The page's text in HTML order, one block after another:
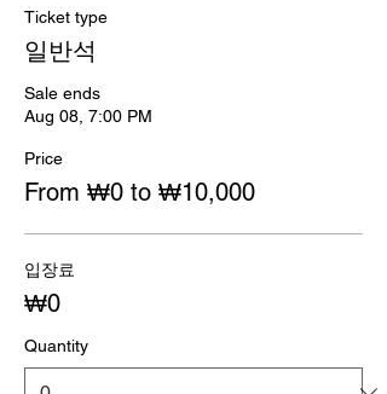
Ticket type
일반석
Sale ends
Aug 08, 7:00 PM
Price
From ₩0 to ₩10,000
입장료
₩0
Quantity